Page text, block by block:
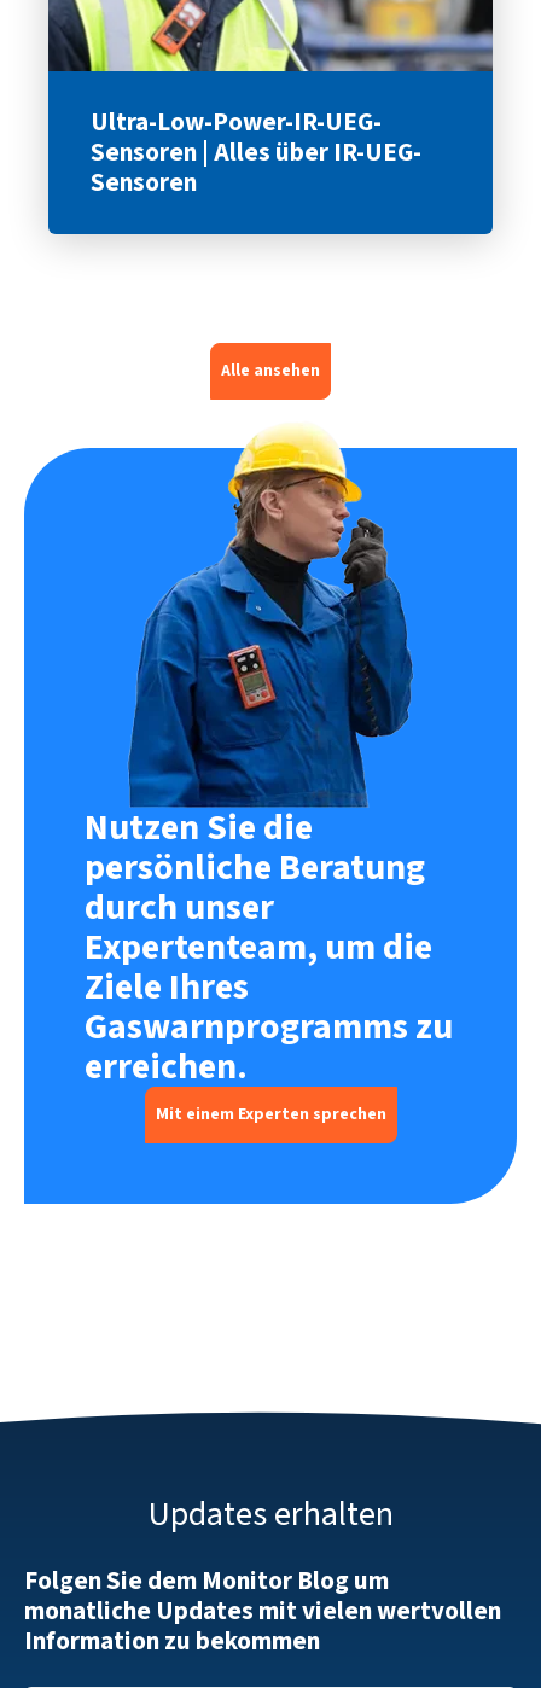
Ultra-Low-Power-IR-UEG-
Sensoren | Alles über IR-UEG-
Sensoren
Alle ansehen
Nutzen Sie die
persönliche Beratung
durch unser
Expertenteam, um die
Ziele Ihres
Gaswarnprogramms zu
erreichen.
Mit einem Experten sprechen
Updates erhalten
Folgen Sie dem Monitor Blog um
monatliche Updates mit vielen wertvollen
Information zu bekommen